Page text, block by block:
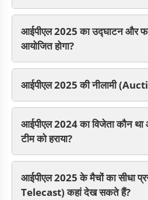
आईपीएल 2025 का उद्घाटन और
आयोजित होगा?
आईपीएल 2025 की नीलामी
आईपीएल 2024 का विजेता कौन
टीम को हराया?
आईपीएल 2025 के मैचों का सीधा
Telecast) कहां देख सकते हैं?